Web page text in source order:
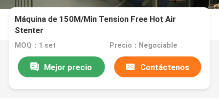
Máquina de 150M/Min Tension Free Hot Air
Stenter
MOQ：1 set Precio：Negociable
Mejor precio Contáctenos